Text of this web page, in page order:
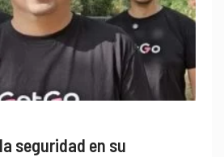
seguridad en su